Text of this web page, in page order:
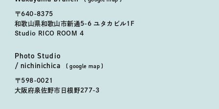
〒640-8375
和歌山県和歌山市新通5-6 ユタカビル1F
Studio RICO ROOM 4
かしこまらない写真館「
Photo Studio
/ nichinichica (google map)
〒598-0021
大阪府泉佐野市日根野277-3